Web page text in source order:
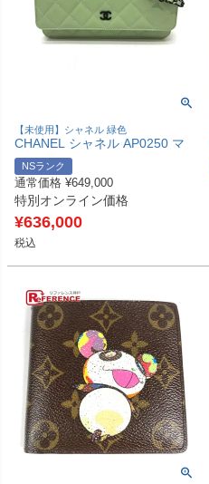
【未使用】シャネル 緑色
CHANEL シャネル AP0250 マ
トラッセ ココマーク クラシッ
ク チェーンウォレット ショル
ダーバッグ ラムスキン レディ
ース ライトグリーン グリーン
未使用 【中古】
NSランク
通常価格 ¥649,000
特別オンライン価格
¥636,000
税込